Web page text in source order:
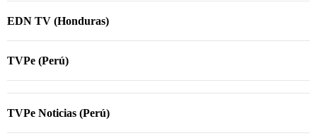
EDN TV (Honduras)
TVPe (Perú)
TVPe Noticias (Perú)